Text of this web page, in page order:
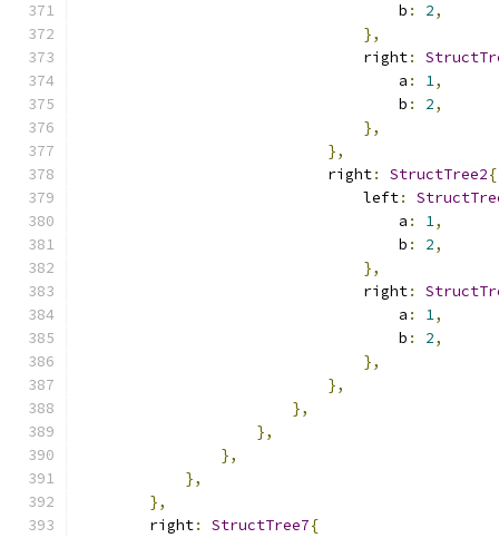
                                    b
: 2,
},
                                right
:
                                    a
: 1,
                                    b
: 2,
},
},
                            right
: StructTree2{
                                left
:
                                    a
: 1,
                                    b
: 2,
},
                                right
:
                                    a
: 1,
                                    b
: 2,
},
},
},
},
},
},
},
        right
: StructTree7{